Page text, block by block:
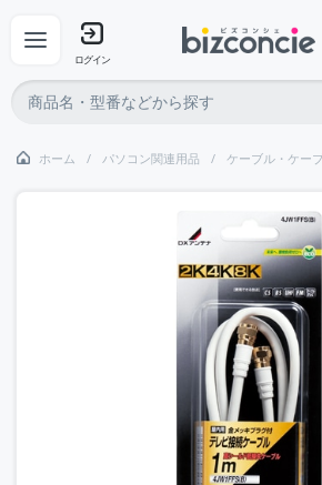
ログイン
ホーム パソコン関連用品 ケーブル・ケー